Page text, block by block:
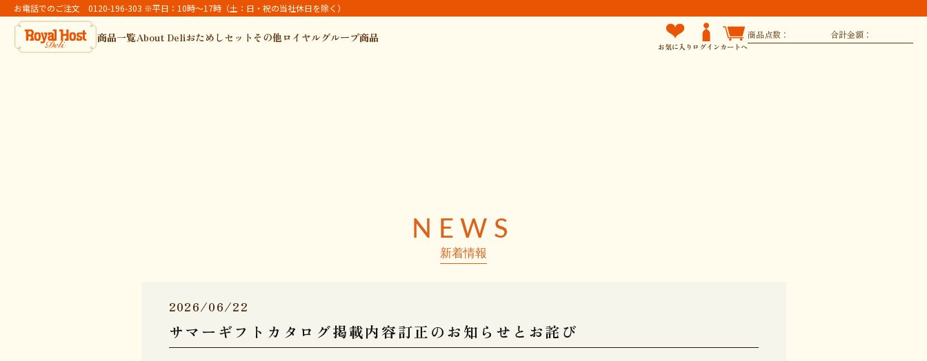
お電話でのご注文 0120-196-303 ※平日：10時～17時（土：日・祝の当社休日を除く）
商品一覧About Deliおためしセット その他ロイヤルグループ商品
お気に入り ログイン カートへ
商品点数： 合計金額：
NEWS
新着情報
2026/06/22
サマーギフトカタログ掲載内容訂正のお知らせとお詫び